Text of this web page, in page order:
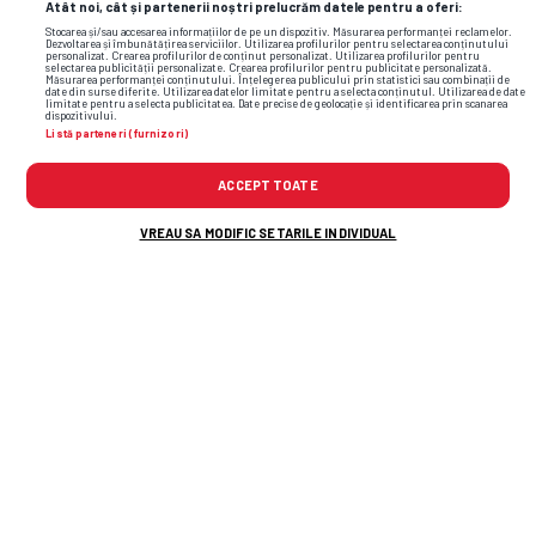
Atât noi, cât și partenerii noștri prelucrăm datele pentru a oferi:
Stocarea și/sau accesarea informațiilor de pe un dispozitiv. Măsurarea performanței reclamelor.
Dezvoltarea și îmbunătățirea serviciilor. Utilizarea profilurilor pentru selectarea conținutului
personalizat. Crearea profilurilor de conținut personalizat. Utilizarea profilurilor pentru
selectarea publicității personalizate. Crearea profilurilor pentru publicitate personalizată.
Măsurarea performanței conținutului. Înțelegerea publicului prin statistici sau combinații de
date din surse diferite. Utilizarea datelor limitate pentru a selecta conținutul. Utilizarea de date
limitate pentru a selecta publicitatea. Date precise de geolocație și identificarea prin scanarea
dispozitivului.
Listă parteneri (furnizori)
ACCEPT TOATE
VREAU SA MODIFIC SETARILE INDIVIDUAL